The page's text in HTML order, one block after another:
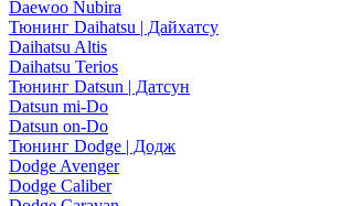
Daewoo Nubira
Тюнинг Daihatsu | Дайхатсу
Daihatsu Altis
Daihatsu Terios
Тюнинг Datsun | Датсун
Datsun mi-Do
Datsun on-Do
Тюнинг Dodge | Додж
Dodge Avenger
Dodge Caliber